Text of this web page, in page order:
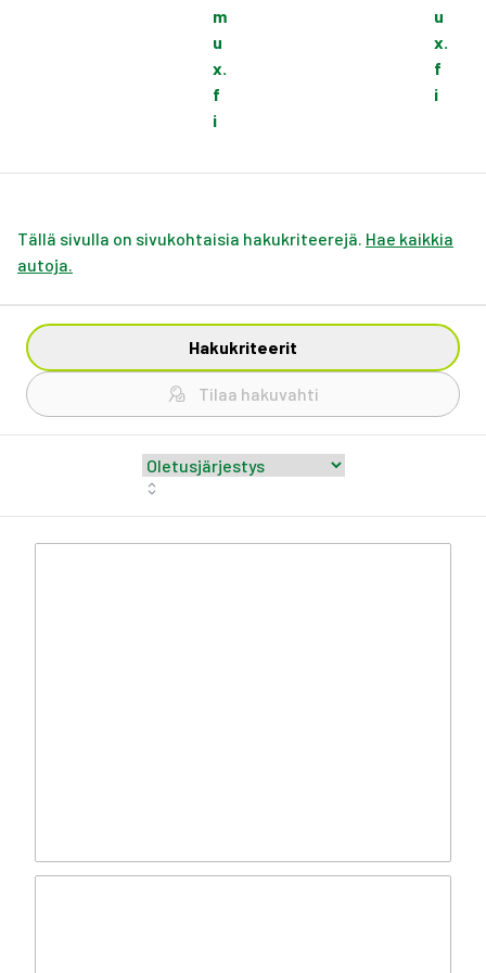
m
u
x.
f
i
u
x.
f
i
Tällä sivulla on sivukohtaisia hakukriteerejä. Hae kaikkia
autoja.
Hakukriteerit
Tilaa hakuvahti